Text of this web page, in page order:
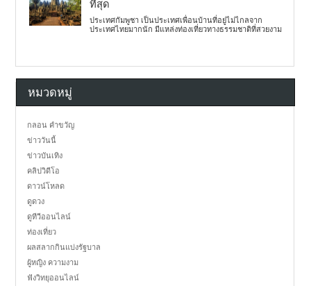
ที่สุด
ประเทศกัมพูชา เป็นประเทศเพื่อนบ้านที่อยู่ไม่ไกลจาก
ประเทศไทยมากนัก มีแหล่งท่องเที่ยวทางธรรมชาติที่สวยงาม
หมวดหมู่
กลอน คำขวัญ
ข่าววันนี้
ข่าวบันเทิง
คลิปวิดีโอ
ดาวน์โหลด
ดูดวง
ดูทีวีออนไลน์
ท่องเที่ยว
ผลสลากกินแบ่งรัฐบาล
ผู้หญิง ความงาม
ฟังวิทยุออนไลน์